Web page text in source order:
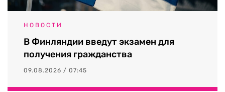
НОВОСТИ
В Финляндии введут экзамен для
получения гражданства
09.08.2026 / 07:45